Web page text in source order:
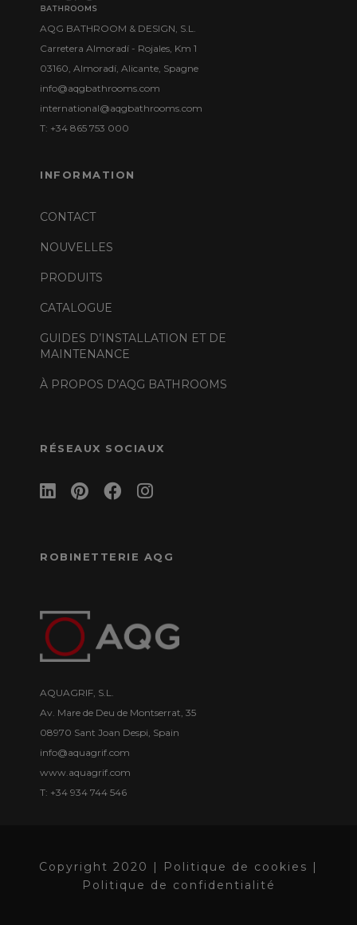
AQG BATHROOM & DESIGN, S.L.
Carretera Almoradí - Rojales, Km 1
03160, Almoradí, Alicante, Spagne
info@aqgbathrooms.com
international@aqgbathrooms.com
T: +34 865 753 000
INFORMATION
CONTACT
NOUVELLES
PRODUITS
CATALOGUE
GUIDES D’INSTALLATION ET DE
MAINTENANCE
À PROPOS D’AQG BATHROOMS
RÉSEAUX SOCIAUX
ROBINETTERIE AQG
AQUAGRIF, S.L.
Av. Mare de Deu de Montserrat, 35
08970 Sant Joan Despi, Spain
info@aquagrif.com
www.aquagrif.com
T: +34 934 744 546
Copyright 2020 |
Politique de cookies |
Politique de confidentialité